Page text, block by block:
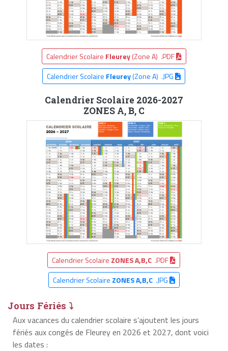
Calendrier Scolaire Fleurey(Zone A) .PDF
Calendrier Scolaire Fleurey(Zone A) .JPG
Calendrier Scolaire 2026-2027
ZONES A, B, C
Calendrier Scolaire ZONES A,B,C .PDF
Calendrier Scolaire ZONES A,B,C.JPG
Jours Fériés ⤵
Aux vacances du calendrier scolaire s’ajoutent les jours
fériés aux congés de Fleurey en 2026 et 2027, dont voici
les dates :